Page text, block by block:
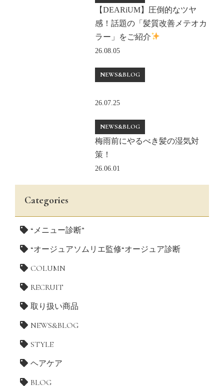
【DEARiUM】圧倒的なツヤ
感！話題の「髪質改善メテオカ
ラー」をご紹介
26.08.05
NEWS&BLOG
26.07.25
NEWS&BLOG
梅雨前にやるべき髪の湿気対
策！
26.06.01
Categories
“メニュー診断”
“オージュアソムリエ監修“オージュア診断
COLUMN
RECRUIT
取り扱い商品
NEWS&BLOG
STYLE
ヘアケア
BLOG